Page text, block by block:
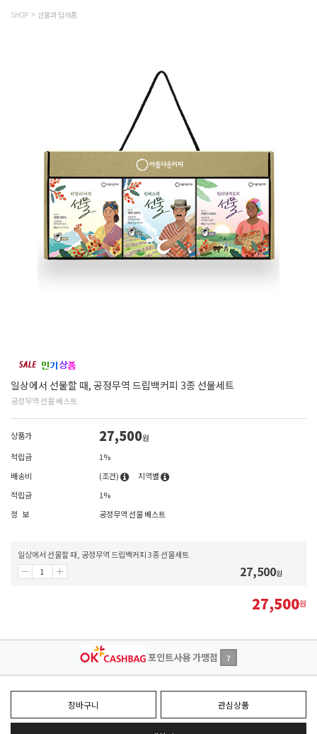
SHOP 선물과 답례품
일상에서 선물할 때, 공정무역 드립백커피 3종 선물세트
공정무역 선물 베스트
상품가 27,500원
적립금
1%
배송비
(조건)
지역별
적립금
1%
정 보
공정무역 선물 베스트
일상에서 선물할 때, 공정무역 드립백커피 3종 선물세트
27,500원
27,500원
포인트사용 가맹점 ?
장바구니 관심상품